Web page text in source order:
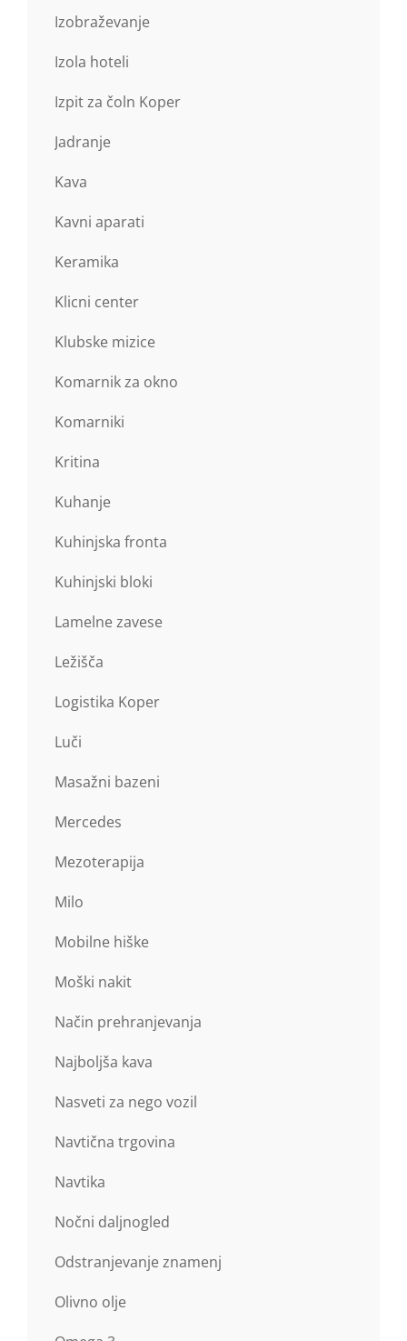
Izobraževanje
Izola hoteli
Izpit za čoln Koper
Jadranje
Kava
Kavni aparati
Keramika
Klicni center
Klubske mizice
Komarnik za okno
Komarniki
Kritina
Kuhanje
Kuhinjska fronta
Kuhinjski bloki
Lamelne zavese
Ležišča
Logistika Koper
Luči
Masažni bazeni
Mercedes
Mezoterapija
Milo
Mobilne hiške
Moški nakit
Način prehranjevanja
Najboljša kava
Nasveti za nego vozil
Navtična trgovina
Navtika
Nočni daljnogled
Odstranjevanje znamenj
Olivno olje